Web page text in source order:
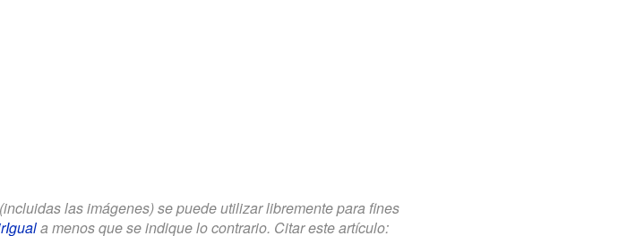
las imágenes) se puede utilizar libremente para fines
a menos que se indique lo contrario. Citar este artículo: